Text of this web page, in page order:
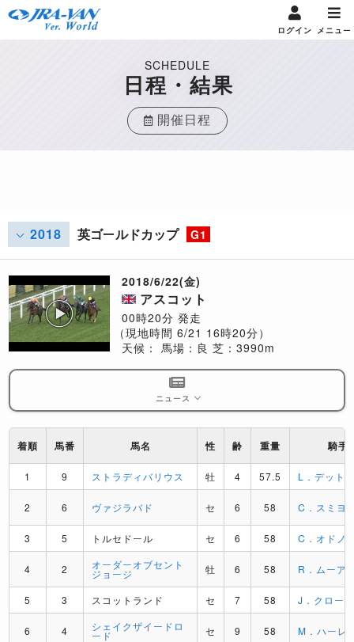
ログイン メニュー
SCHEDULE
日程・結果
開催日程
2018 英ゴールドカップ G1
2018/6/22(金)
アスコット
00時20分 発走
（現地時間 6/21 16時20分）
天候： 馬場：良 芝：3990m
ニュース
着順 馬番 馬名 性 齢 重量 騎手
1 9 ストラディバリウス 牡 4 57.5 L．デット
2 6 ヴァジラバド セ 6 58 C．スミヨ
3 5 トルセドール セ 6 58 C．オドノ
4 2 オーダーオブセント
ジョージ 牡 6 58 R．ムーア
5 3 スコットランド セ 7 58 J．クロー
6 4 シェイクザイードロ
ード セ 9 58 M．ハーレ